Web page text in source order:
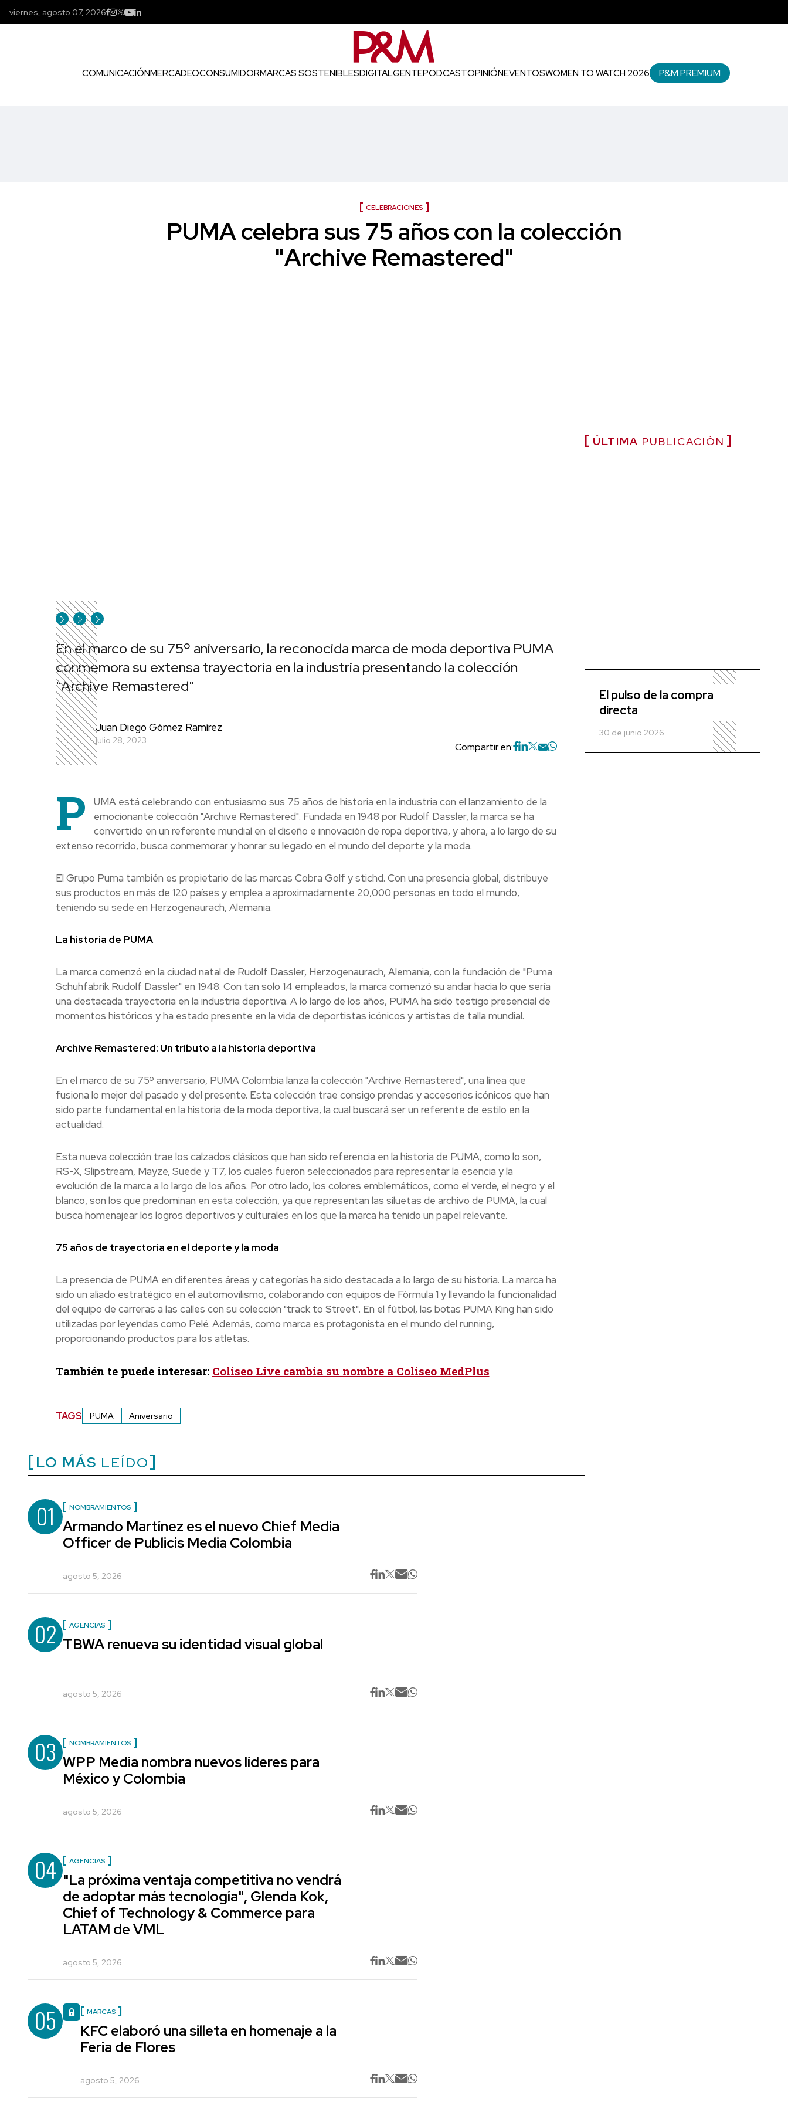
viernes, agosto 07, 2026
COMUNICACIÓNMERCADEOCONSUMIDORMARCAS SOSTENIBLESDIGITALGENTEPODCASTOPINIÓNEVENTOSWOMEN TO WATCH 2026 P&M PREMIUM
CELEBRACIONES
PUMA celebra sus 75 años con la colección
"Archive Remastered"
En el marco de su 75º aniversario, la reconocida marca de moda deportiva PUMA
conmemora su extensa trayectoria en la industria presentando la colección
"Archive Remastered"
Juan Diego Gómez Ramírez
julio 28, 2023
Compartir en:
P
UMA está celebrando con entusiasmo sus 75 años de historia en la industria con el lanzamiento de la
emocionante colección "Archive Remastered". Fundada en 1948 por Rudolf Dassler, la marca se ha
convertido en un referente mundial en el diseño e innovación de ropa deportiva, y ahora, a lo largo de su
extenso recorrido, busca conmemorar y honrar su legado en el mundo del deporte y la moda.
El Grupo Puma también es propietario de las marcas Cobra Golf y stichd. Con una presencia global, distribuye
sus productos en más de 120 países y emplea a aproximadamente 20,000 personas en todo el mundo,
teniendo su sede en Herzogenaurach, Alemania.
La historia de PUMA
La marca comenzó en la ciudad natal de Rudolf Dassler, Herzogenaurach, Alemania, con la fundación de "Puma
Schuhfabrik Rudolf Dassler" en 1948. Con tan solo 14 empleados, la marca comenzó su andar hacia lo que sería
una destacada trayectoria en la industria deportiva. A lo largo de los años, PUMA ha sido testigo presencial de
momentos históricos y ha estado presente en la vida de deportistas icónicos y artistas de talla mundial.
Archive Remastered: Un tributo a la historia deportiva
En el marco de su 75º aniversario, PUMA Colombia lanza la colección "Archive Remastered", una línea que
fusiona lo mejor del pasado y del presente. Esta colección trae consigo prendas y accesorios icónicos que han
sido parte fundamental en la historia de la moda deportiva, la cual buscará ser un referente de estilo en la
actualidad.
Esta nueva colección trae los calzados clásicos que han sido referencia en la historia de PUMA, como lo son,
RS-X, Slipstream, Mayze, Suede y T7, los cuales fueron seleccionados para representar la esencia y la
evolución de la marca a lo largo de los años. Por otro lado, los colores emblemáticos, como el verde, el negro y el
blanco, son los que predominan en esta colección, ya que representan las siluetas de archivo de PUMA, la cual
busca homenajear los logros deportivos y culturales en los que la marca ha tenido un papel relevante.
75 años de trayectoria en el deporte y la moda
La presencia de PUMA en diferentes áreas y categorías ha sido destacada a lo largo de su historia. La marca ha
sido un aliado estratégico en el automovilismo, colaborando con equipos de Fórmula 1 y llevando la funcionalidad
del equipo de carreras a las calles con su colección "track to Street". En el fútbol, las botas PUMA King han sido
utilizadas por leyendas como Pelé. Además, como marca es protagonista en el mundo del running,
proporcionando productos para los atletas.
También te puede interesar: Coliseo Live cambia su nombre a Coliseo MedPlus
TAGS PUMA Aniversario
LO MÁS LEÍDO
01 NOMBRAMIENTOS
Armando Martínez es el nuevo Chief Media
Officer de Publicis Media Colombia
agosto 5, 2026
02 AGENCIAS
TBWA renueva su identidad visual global
agosto 5, 2026
03 NOMBRAMIENTOS
WPP Media nombra nuevos líderes para
México y Colombia
agosto 5, 2026
04 AGENCIAS
"La próxima ventaja competitiva no vendrá
de adoptar más tecnología", Glenda Kok,
Chief of Technology & Commerce para
LATAM de VML
agosto 5, 2026
05 MARCAS
KFC elaboró una silleta en homenaje a la
Feria de Flores
agosto 5, 2026
ÚLTIMA PUBLICACIÓN
El pulso de la compra
directa
30 de junio 2026